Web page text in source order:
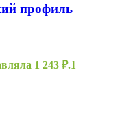
профиль
1 243 ₽.1